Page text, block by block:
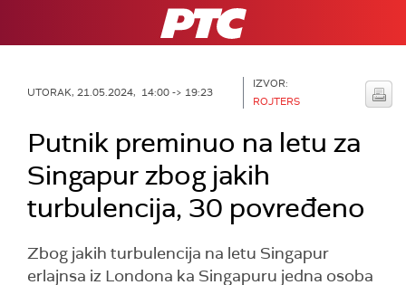
RTS
UTORAK, 21.05.2024, 14:00 -> 19:23
IZVOR:
ROJTERS
Putnik preminuo na letu za
Singapur zbog jakih
turbulencija, 30 povređeno
Zbog jakih turbulencija na letu Singapur
erlajnsa iz Londona ka Singapuru jedna osoba